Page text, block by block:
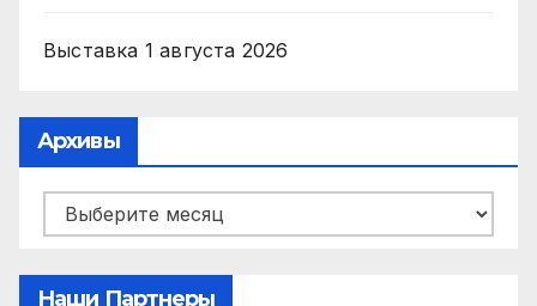
Выставка 1 августа 2026
Архивы
Архивы
Наши Партнеры